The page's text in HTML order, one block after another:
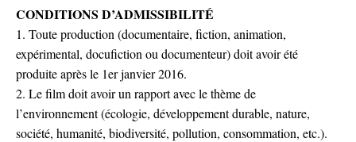
CONDITIONS D’ADMISSIBILITÉ
1. Toute production (documentaire, fiction, animation,
expérimental, docufiction ou documenteur) doit avoir été
produite après le 1er janvier 2016.
2. Le film doit avoir un rapport avec le thème de
l’environnement (écologie, développement durable, nature,
société, humanité, biodiversité, pollution, consommation, etc.).